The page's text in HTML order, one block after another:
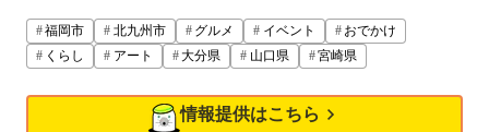
福岡市 北九州市 グルメ イベント
おでかけ
くらし
アート 大分県 山口県 宮崎県
情報提供はこちら